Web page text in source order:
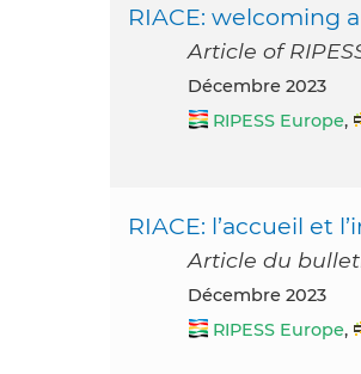
RIACE: welcoming
Article of
décembre 2023
RIPESS Europe,
RIACE: l’accueil et
Article du
décembre 2023
RIPESS Europe,